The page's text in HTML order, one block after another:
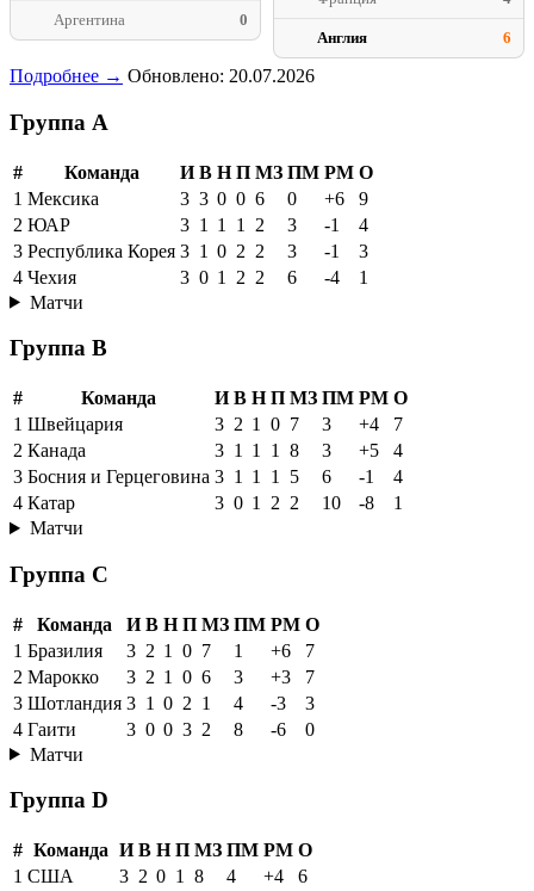
Аргентина 0
Англия 6
Подробнее → Обновлено: 20.07.2026
Группа A
# Команда И В Н П МЗ ПМ РМ О
1 Мексика 3 3 0 0 6 0 +6
9
2 ЮАР 3 1 1 1 2 3 -1
4
3 Республика Корея 3 1 0 2 2 3 -1
3
4 Чехия 3 0 1 2 2 6 -4
1
Матчи
Группа B
# Команда И В Н П МЗ ПМ РМ О
1 Швейцария 3 2 1 0 7 3 +4
7
2 Канада 3 1 1 1 8 3 +5
4
3 Босния и Герцеговина 3 1 1 1 5 6 -1
4
4 Катар 3 0 1 2 2 10 -8
1
Матчи
Группа C
# Команда И В Н П МЗ ПМ РМ О
1 Бразилия 3 2 1 0 7 1 +6
7
2 Марокко 3 2 1 0 6 3 +3
7
3 Шотландия 3 1 0 2 1 4 -3
3
4 Гаити 3 0 0 3 2 8 -6
0
Матчи
Группа D
# Команда И В Н П МЗ ПМ РМ О
1 США 3 2 0 1 8 4 +4
6